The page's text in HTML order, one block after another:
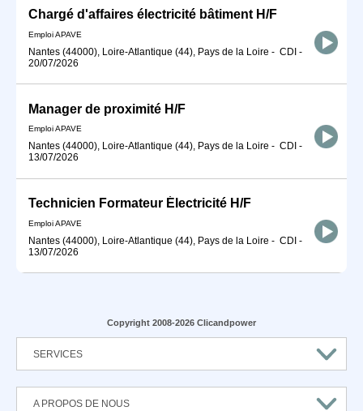
Chargé d'affaires électricité bâtiment H/F
Emploi APAVE
Nantes (44000), Loire-Atlantique (44), Pays de la Loire - CDI -
20/07/2026
Manager de proximité H/F
Emploi APAVE
Nantes (44000), Loire-Atlantique (44), Pays de la Loire - CDI -
13/07/2026
Technicien Formateur Électricité H/F
Emploi APAVE
Nantes (44000), Loire-Atlantique (44), Pays de la Loire - CDI -
13/07/2026
Copyright 2008-2026 Clicandpower
SERVICES
A PROPOS DE NOUS